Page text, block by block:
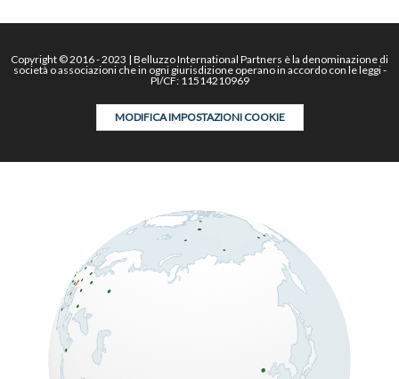
Copyright © 2016 - 2023 | Belluzzo International Partners è la denominazione di
società o associazioni che in ogni giurisdizione operano in accordo con le leggi -
PI/CF: 11514210969
MODIFICA IMPOSTAZIONI COOKIE